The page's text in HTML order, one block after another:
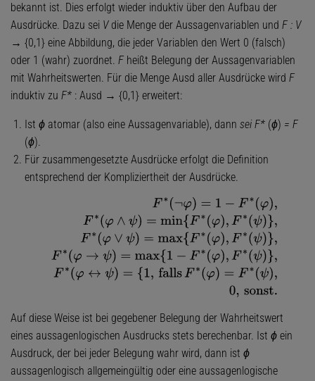
bekannt ist. Dies erfolgt wieder induktiv über den Aufbau der
Ausdrücke. Dazu sei Vdie Menge der Aussagenvariablen und F : V
→ {0,1} eine Abbildung, die jeder Variablen den Wert 0 (falsch)
oder 1 (wahr) zuordnet. F heißt Belegung der Aussagenvariablen
mit Wahrheitswerten. Für die Menge Ausd aller Ausdrücke wird F
induktiv zu F* : Ausd → {0,1} erweitert:
Ist ϕ atomar (also eine Aussagenvariable), dann sei F* (ϕ) = F
(ϕ).
Für zusammengesetzte Ausdrücke erfolgt die Definition
entsprechend der Kompliziertheit der Ausdrücke.
=min{F∗(φ),F ∗ ψ) },F ∗(φ∨ψ
{1,fallsF∗ (φ) =F∗(ψ),0 sonst.
Auf diese Weise ist bei gegebener Belegung der Wahrheitswert
eines aussagenlogischen Ausdrucks stets berechenbar. Ist ϕ ein
Ausdruck, der bei jeder Belegung wahr wird, dann ist ϕ
aussagenlogisch allgemeingültig oder eine aussagenlogische